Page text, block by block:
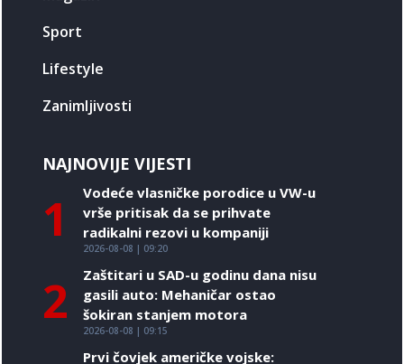
Sport
Lifestyle
Zanimljivosti
NAJNOVIJE VIJESTI
1
Vodeće vlasničke porodice u VW-u
vrše pritisak da se prihvate
radikalni rezovi u kompaniji
2026-08-08 | 09:20
2
Zaštitari u SAD-u godinu dana nisu
gasili auto: Mehaničar ostao
šokiran stanjem motora
2026-08-08 | 09:15
Prvi čovjek američke vojske: